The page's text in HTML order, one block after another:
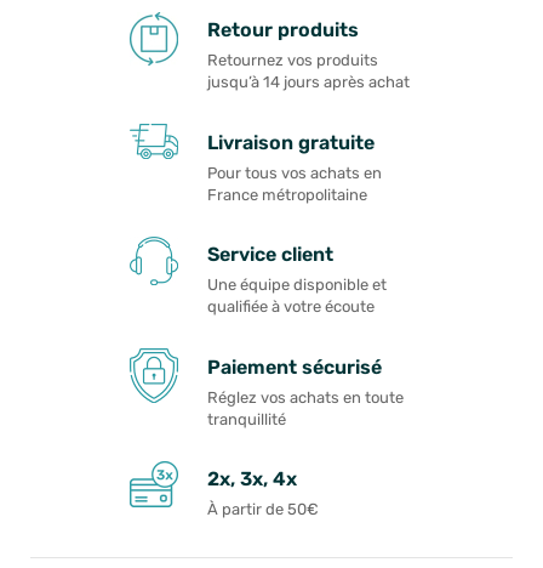
Retour produits
Retournez vos produits
jusqu’à 14 jours après achat
Livraison gratuite
Pour tous vos achats en
France métropolitaine
Service client
Une équipe disponible et
qualifiée à votre écoute
Paiement sécurisé
Réglez vos achats en toute
tranquillité
2x, 3x, 4x
À partir de 50€